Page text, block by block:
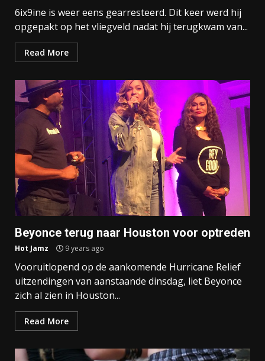
6ix9ine is weer eens gearresteerd. Dit keer werd hij
opgepakt op het vliegveld nadat hij terugkwam van...
Read More
Beyonce terug naar Houston voor optreden
Hot Jamz 9 years ago
Vooruitlopend op de aankomende Hurricane Relief
uitzendingen van aanstaande dinsdag, liet Beyonce
zich al zien in Houston...
Read More